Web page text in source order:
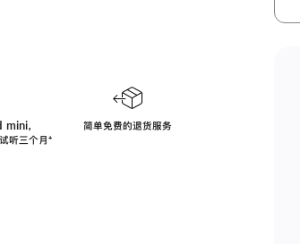
，
听三个月脚
⁺
简单免费的退货服务